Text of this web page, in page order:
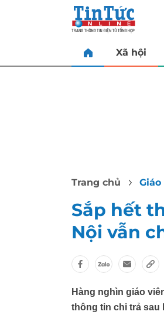
Xã hội
Trang chủ
Sắp hết
Nội vẫn
Hàng nghìn giáo
thông tin chi trả sau